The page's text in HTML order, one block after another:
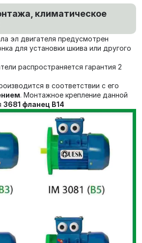
климатическое
эл двигателя предусмотрен
для установки шкива или другого
распространяется гарантия 2
в соответствии с его
. Монтажное крепление данной
3681 фланец В14